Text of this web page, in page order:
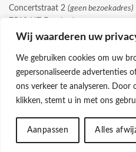
Wij waarderen uw
We gebruiken cookies om uw
gepersonaliseerde advertenties
ons verkeer te analyseren. Door
klikken, stemt u in met ons
Aanpassen Alles
Concertstraat 2 (geen bezoekadres)
info@vitaminentotaal.nl
© 2026 -